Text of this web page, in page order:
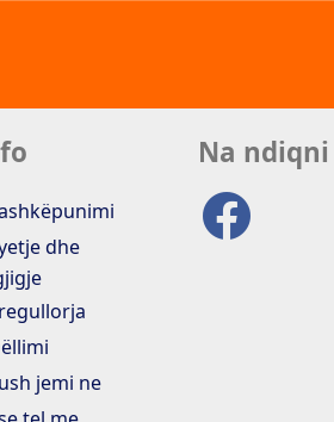
dhe
jemi ne
Na ndiqni